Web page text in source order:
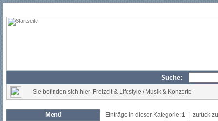
Suche:
Sie befinden sich hier: Freizeit & Lifestyle / Musik & Konzerte
Menü
Einträge in dieser Kategorie: 1 | zurück